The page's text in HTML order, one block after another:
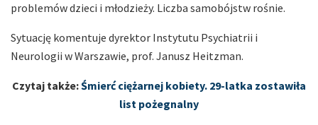
problemów dzieci i młodzieży. Liczba samobójstw rośnie.
Sytuację komentuje dyrektor Instytutu Psychiatrii i
Neurologii w Warszawie, prof. Janusz Heitzman.
Czytaj także:Śmierć ciężarnej kobiety. 29-latka zostawiła
list pożegnalny